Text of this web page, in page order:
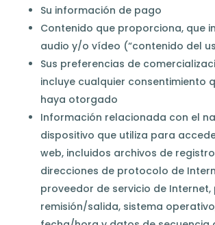
Su información de pago
Contenido que proporciona, que
audio y/o vídeo (“contenido del
Sus preferencias de
incluye cualquier consentimiento
haya otorgado
Información relacionada con el
dispositivo que utiliza para
web, incluidos archivos de
direcciones de protocolo de
proveedor de servicio de Internet,
remisión/salida, sistema